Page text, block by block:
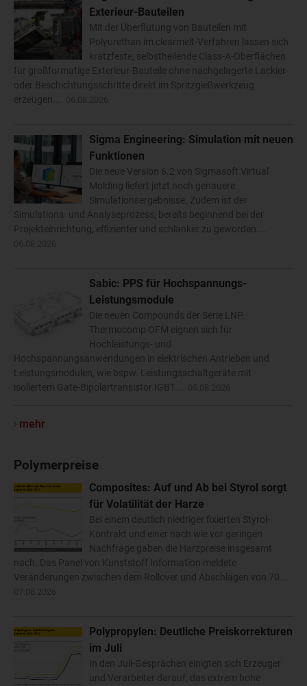
Exterieur-Bauteilen
Mit der Überflutung von Bauteilen mit
Polyurethan im clearmelt-Verfahren lassen sich
kratzfeste, selbstheilende Class-A-Oberflächen
für großformatige Exterieur-Bauteile ohne nachgelagerte Lackier-
oder Beschichtungsschritte direkt im Spritzgießwerkzeug
erzeugen....
Sigma Engineering: Simulation mit neuen
Funktionen
Die neue Version 6.2 von Sigmasoft Virtual
Molding liefert jetzt noch genauere
Simulationsergebnisse. Zudem ist der
Simulations- und Analyseprozess, bereits beginnend bei der
Projekteinrichtung, effizienter und schlanker zu geworden....
Sabic: PPS für Hochspannungs-
Leistungsmodule
Die neuen Compounds der Serie LNP
Thermocomp OFM eignen sich für
Hochleistungs- und
Hochspannungsanwendungen in elektrischen Antrieben und
Leistungsmodulen, wie bspw. Leistungsschaltgeräte mit
isoliertem Gate-Bipolartransistor IGBT....
mehr
Polymerpreise
Composites: Auf und Ab bei Styrol sorgt
für Volatilität der Harze
Bei einem deutlich niedriger fixierten Styrol-
Kontrakt und einer nach wie vor geringen
Nachfrage gaben die Harzpreise insgesamt
nach. Das Panel von Kunststoff Information meldete
Veränderungen zwischen dem Rollover und Abschlägen von 70...
Polypropylen: Deutliche Preiskorrekturen
im Juli
In den Juli-Gesprächen einigten sich Erzeuger
und Verarbeiter darauf, das extrem hohe